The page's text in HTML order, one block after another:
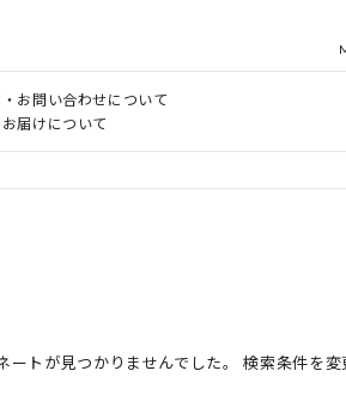
お問い合わせについて
届けについて
トが見つかりませんでした。 検索条件を変